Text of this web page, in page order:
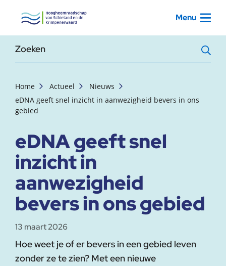
, startpagina Menu
Zoekterm
Home Actueel
Nieuws
eDNA geeft snel inzicht in aanwezigheid bevers in ons
gebied
eDNA geeft snel
inzicht in
aanwezigheid
bevers in ons gebied
13 maart 2026
Hoe weet je of er bevers in een gebied leven
zonder ze te zien? Met een nieuwe